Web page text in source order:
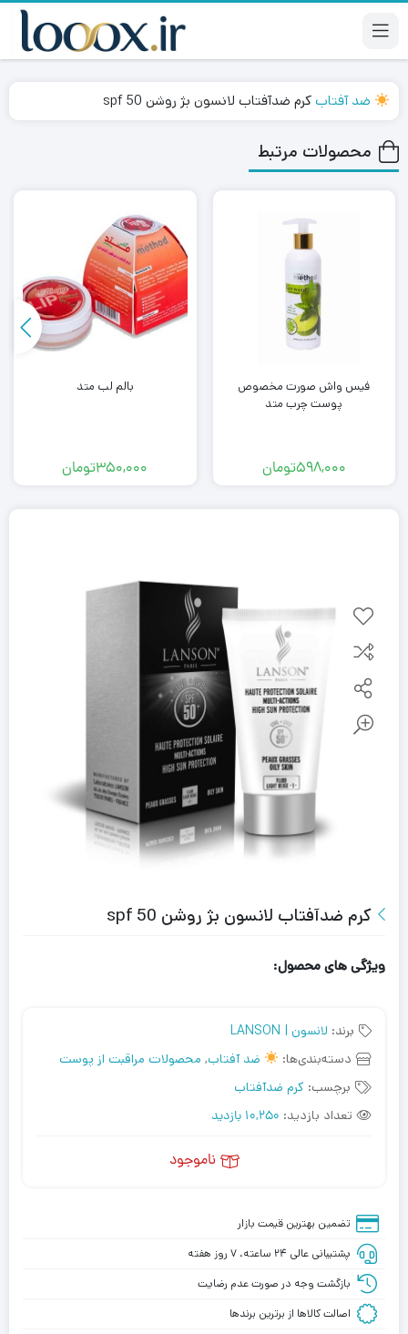
ضد آفتابکرم ضدآفتاب لانسون بژ روشن spf 50
محصولات مرتبط
فیس واش صورت مخصوص
پوست چرب متد
598,000تومان
بالم لب متد
350,000تومان
کرم ضدآفتاب لانسون بژ روشن spf 50
ویژگی های محصول:
برند: لانسون | LANSON
دسته‌بندی‌ها:
ضد آفتاب, محصولات مراقبت از پوست
برچسب: کرم ضدآفتاب
تعداد بازدید: 10,250 بازدید
ناموجود
تضمین بهترین قیمت بازار
پشتیبانی عالی ۲۴ ساعته، ۷ روز هفته
بازگشت وجه در صورت عدم رضایت
اصالت کالاها از برترین برندها